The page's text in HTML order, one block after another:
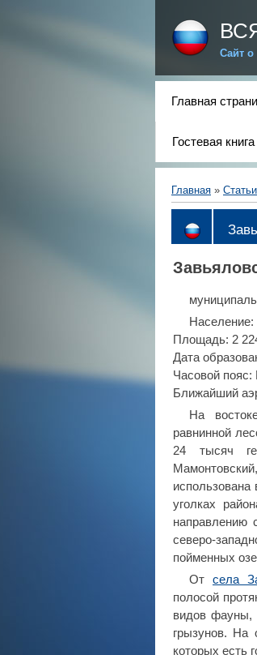
Сайт о
Главная
Гостевая книга
Главная » Статьи
Население:
Площадь: 2
Дата
Часовой пояс:
Ближайший
На
равнинной
24 тысяч
уголках
направлению
северо-
пойменных
От села
полосой
видов фауны,
грызунов. На
которых есть